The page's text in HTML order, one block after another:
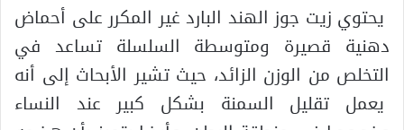
يحتوي زيت جوز الهند البارد غير المكرر على أحماض
دهنية قصيرة ومتوسطة السلسلة تساعد في
التخلص من الوزن الزائد، حيث تشير الأبحاث إلى أنه
يعمل تقليل السمنة بشكل كبير عند النساء